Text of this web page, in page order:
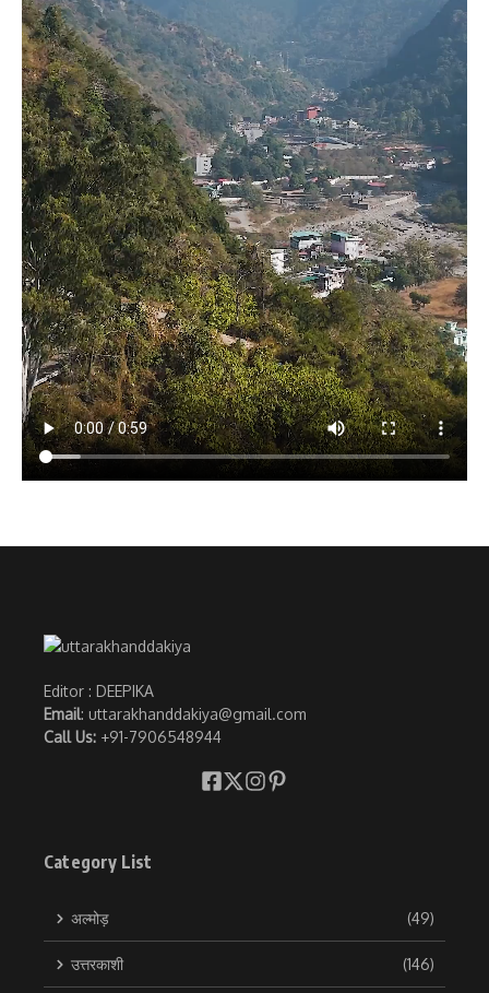
Editor : DEEPIKA
Email: uttarakhanddakiya@gmail.com
Call Us: +91-7906548944
Category List
अल्मोड़ (49)
उत्तरकाशी (146)